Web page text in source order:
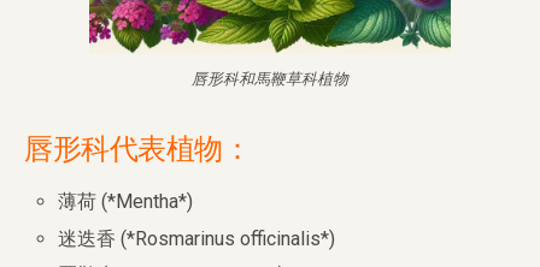
唇形科和馬鞭草科植物
唇形科代表植物：
薄荷 (*Mentha*)
迷迭香 (*Rosmarinus officinalis*)